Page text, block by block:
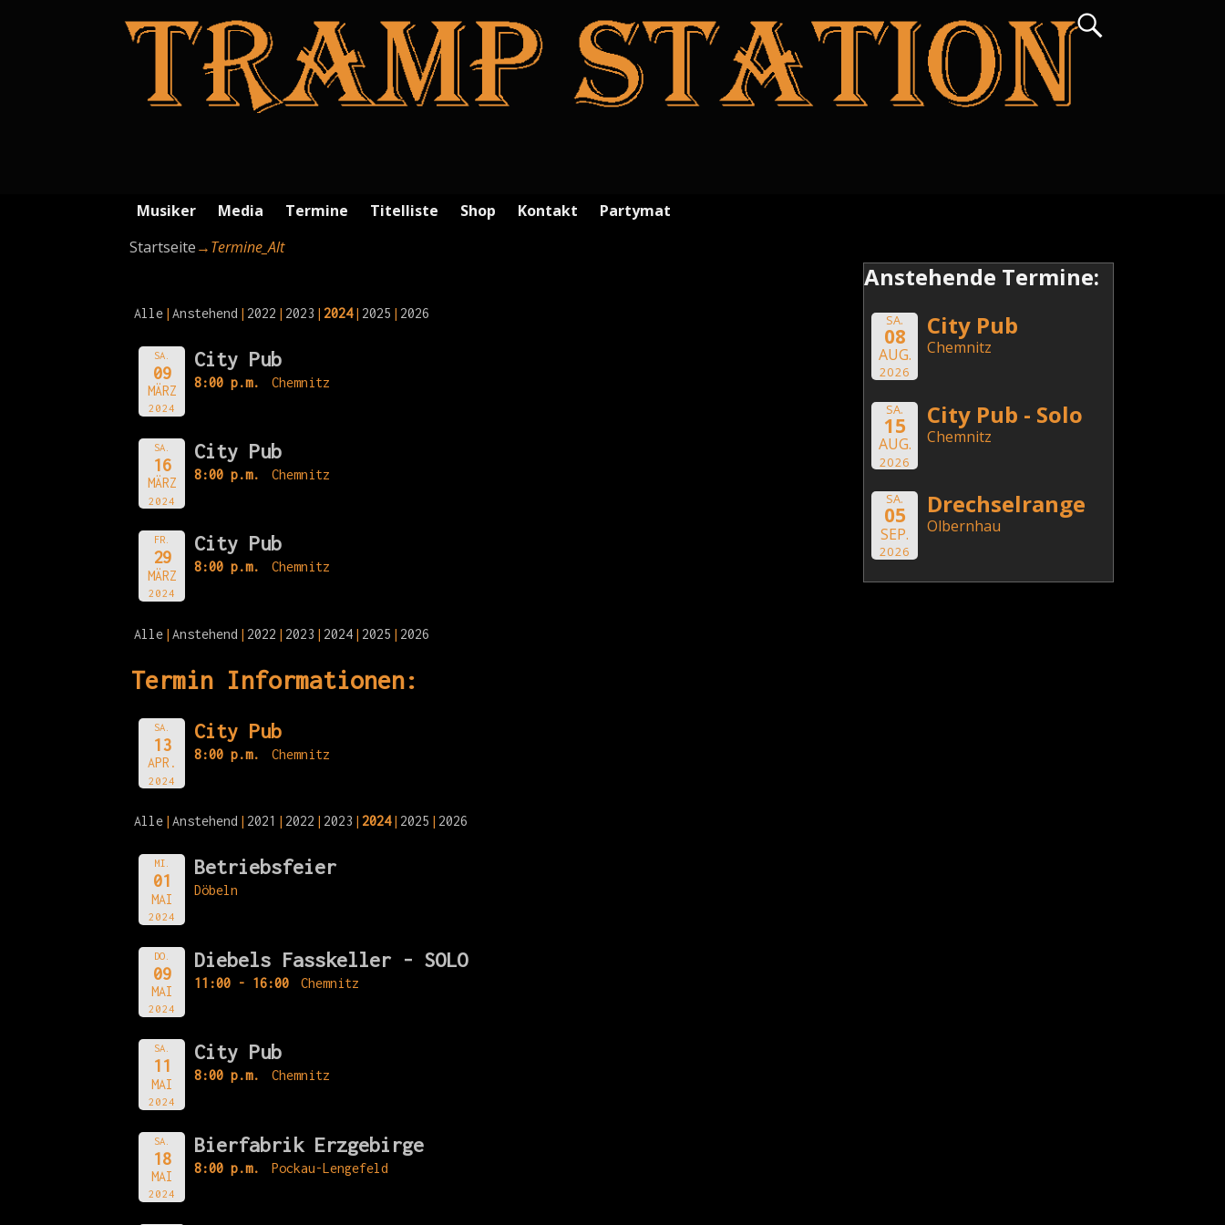
Musiker Media Termine Titelliste Shop Kontakt
Partymat
Startseite→Termine_Alt
Alle Anstehend 2022 2023 2024 2025 2026
SA.
09
MÄRZ
2024
City Pub
8:00 p.m. Chemnitz
SA.
16
MÄRZ
2024
City Pub
8:00 p.m. Chemnitz
FR.
29
MÄRZ
2024
City Pub
8:00 p.m. Chemnitz
Alle Anstehend 2022 2023 2024 2025 2026
Termin Informationen:
SA.
13
APR.
2024
City Pub
8:00 p.m. Chemnitz
Alle Anstehend 2021 2022 2023 2024 2025 2026
MI.
01
MAI
2024
Betriebsfeier
Döbeln
DO.
09
MAI
2024
Diebels Fasskeller - SOLO
11:00 - 16:00 Chemnitz
SA.
11
MAI
2024
City Pub
8:00 p.m. Chemnitz
SA.
18
MAI
2024
Bierfabrik Erzgebirge
8:00 p.m. Pockau-Lengefeld
Anstehende Termine:
SA.
08
AUG.
2026
City Pub
Chemnitz
SA.
15
AUG.
2026
City Pub - Solo
Chemnitz
SA.
05
SEP.
2026
Drechselrange
Olbernhau